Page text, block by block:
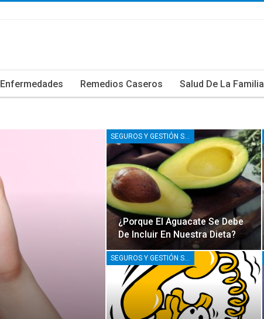
Enfermedades Remedios Caseros Salud De La Familia
SEGUROS Y GESTIÓN SANITARIA
¿Porque El Aguacate Se Debe
De Incluir En Nuestra Dieta?
SEGUROS Y GESTIÓN SANITARIA